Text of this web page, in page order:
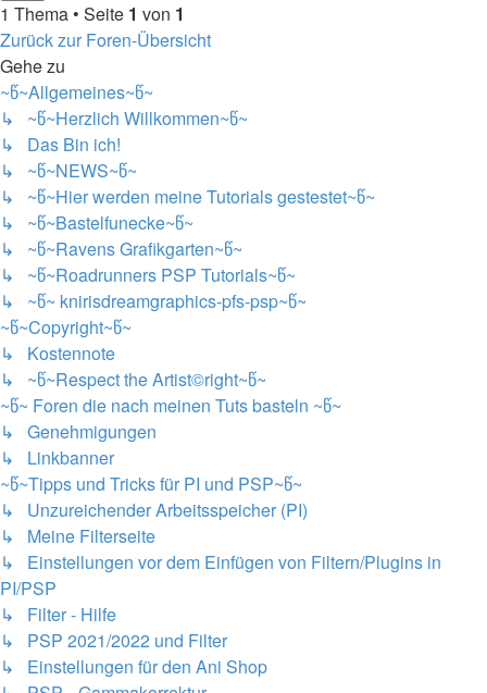
1 Thema • Seite 1 von 1
Zurück zur Foren-Übersicht
Gehe zu
~წ~Allgemeines~წ~
↳ ~წ~Herzlich Willkommen~წ~
↳ Das Bin ich!
↳ ~წ~NEWS~წ~
↳ ~წ~Hier werden meine Tutorials gestestet~წ~
↳ ~წ~Bastelfunecke~წ~
↳ ~წ~Ravens Grafikgarten~წ~
↳ ~წ~Roadrunners PSP Tutorials~წ~
↳ ~წ~ knirisdreamgraphics-pfs-psp~წ~
~წ~Copyright~წ~
↳ Kostennote
↳ ~წ~Respect the Artist©right~წ~
~წ~ Foren die nach meinen Tuts basteln ~წ~
↳ Genehmigungen
↳ Linkbanner
~წ~Tipps und Tricks für PI und PSP~წ~
↳ Unzureichender Arbeitsspeicher (PI)
↳ Meine Filterseite
↳ Einstellungen vor dem Einfügen von Filtern/Plugins in
PI/PSP
↳ Filter - Hilfe
↳ PSP 2021/2022 und Filter
↳ Einstellungen für den Ani Shop